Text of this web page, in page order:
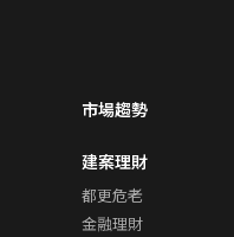
市場趨勢
建案理財
都更危老
金融理財